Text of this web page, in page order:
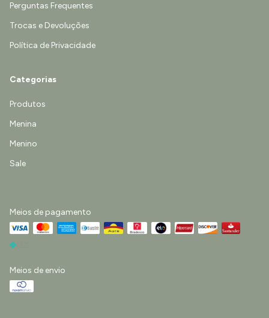
Perguntas Frequentes
Trocas e Devoluções
Política de Privacidade
Categorias
Produtos
Menina
Menino
Sale
Meios de pagamento
Meios de envio